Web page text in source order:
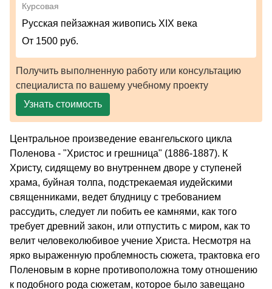
Курсовая
Русская пейзажная живопись XIX века
От 1500 руб.
Получить выполненную работу или консультацию
специалиста по вашему учебному проекту
Узнать стоимость
Центральное произведение евангельского цикла
Поленова - "Христос и грешница" (1886-1887). К
Христу, сидящему во внутреннем дворе у ступеней
храма, буйная толпа, подстрекаемая иудейскими
священниками, ведет блудницу с требованием
рассудить, следует ли побить ее камнями, как того
требует древний закон, или отпустить с миром, как то
велит человеколюбивое учение Христа. Несмотря на
ярко выраженную проблемность сюжета, трактовка его
Поленовым в корне противоположна тому отношению
к подобного рода сюжетам, которое было завещано